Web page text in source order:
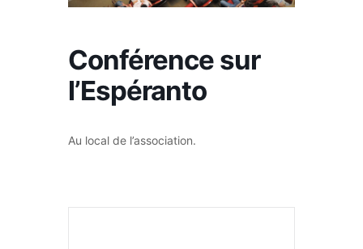
Conférence sur
l’Espéranto
Au local de l’association.